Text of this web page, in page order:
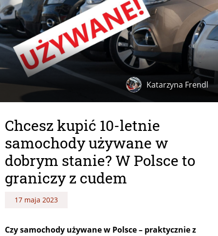
Katarzyna Frendl
Chcesz kupić 10-letnie
samochody używane w
dobrym stanie? W Polsce to
graniczy z cudem
17 maja 2023
Czy samochody używane w Polsce – praktycznie z